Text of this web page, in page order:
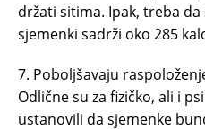
držati sitima. Ipak, treba
sjemenki sadrži oko 285
7. Poboljšavaju
Odlične su za fizičko, ali i
ustanovili da sjemenke